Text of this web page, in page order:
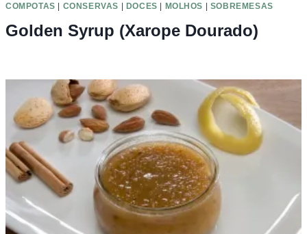
COMPOTAS | CONSERVAS | DOCES | MOLHOS | SOBREMESAS
Golden Syrup (Xarope Dourado)